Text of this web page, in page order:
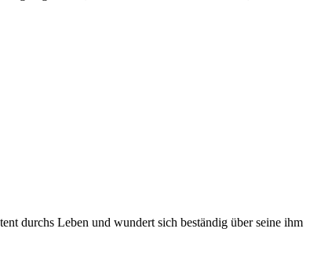
durchs Leben und wundert sich beständig über seine ihm